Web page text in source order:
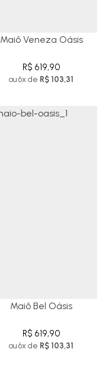
Maiô Veneza Oásis
R$ 619,90
ou 6x de R$ 103,31
Maiô Bel Oásis
R$ 619,90
ou 6x de R$ 103,31